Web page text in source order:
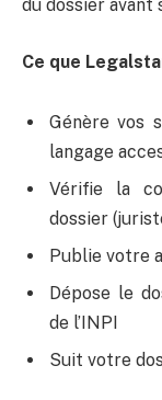
du dossier avant
Ce que
Génère vos
langage
Vérifie la
dossier
Publie votre
Dépose le
de l’INPI
Suit votre